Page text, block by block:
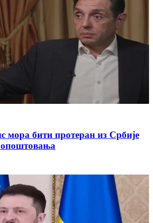
мора бити протеран из Србије